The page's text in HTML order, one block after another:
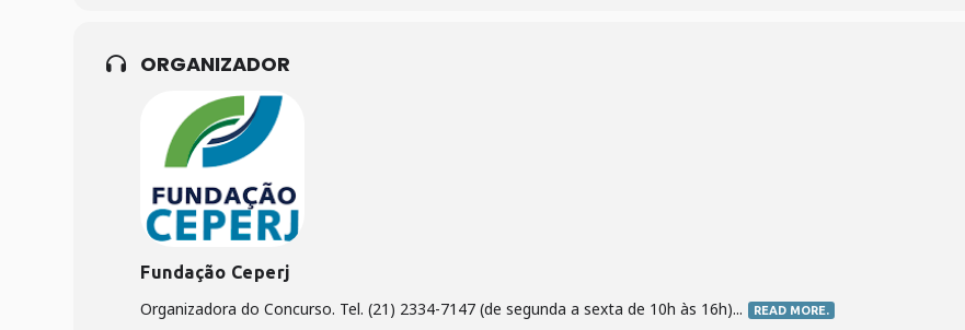
ORGANIZADOR
Fundação Ceperj
Organizadora do Concurso. Tel. (21) 2334-7147 (de segunda a sexta de 10h às 16h)... READ MORE.